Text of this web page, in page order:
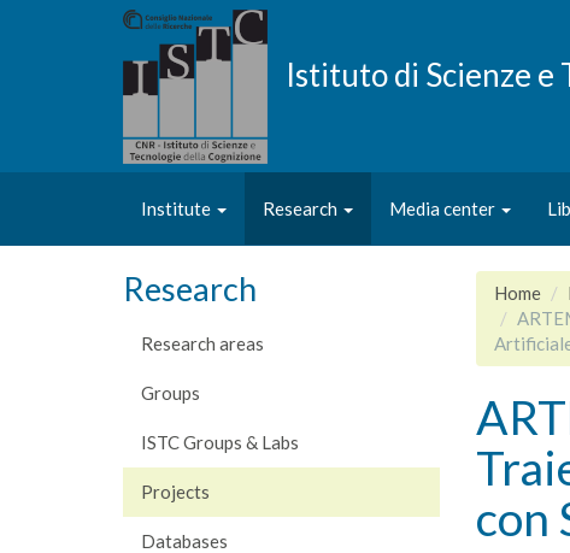
Istituto di Scienze e
Institute Research Media center
Research
Research areas
Groups
ISTC Groups & Labs
Projects
Databases
Home
con